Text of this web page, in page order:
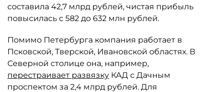
составила 42,7 млрд рублей, чистая прибыль
повысилась с 582 до 632 млн рублей.
Помимо Петербурга компания работает в
Псковской, Тверской, Ивановской областях. В
Северной столице она, например,
перестраивает развязку КАД с Дачным
проспектом за 2,4 млрд рублей. Для